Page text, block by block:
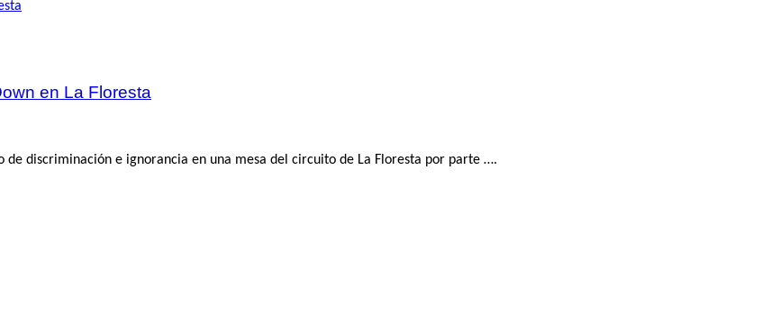
en La Floresta
discriminación e ignorancia en una mesa del circuito de La Floresta por parte ….